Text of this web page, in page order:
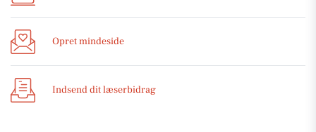
Opret mindeside
Indsend dit læserbidrag